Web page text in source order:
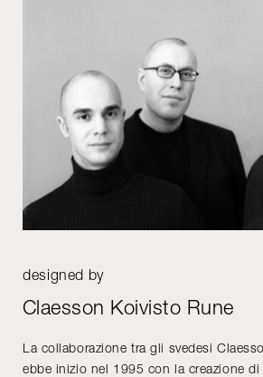
designed by
Claesson Koivisto Rune
La collaborazione tra gli svedesi
ebbe inizio nel 1995 con la creazione